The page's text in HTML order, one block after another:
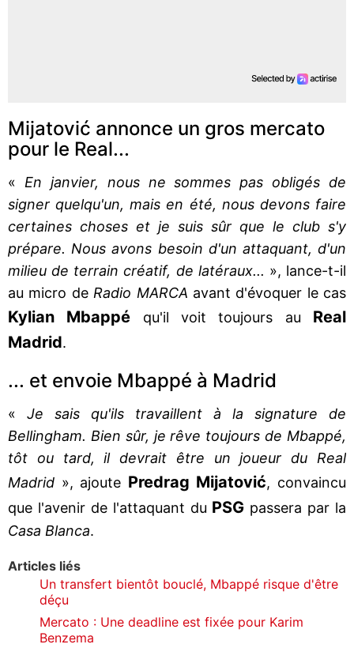
Mijatović annonce un gros mercato
pour le Real...
« En janvier, nous ne sommes pas obligés de
signer quelqu'un, mais en été, nous devons faire
certaines choses et je suis sûr que le club s'y
prépare. Nous avons besoin d'un attaquant, d'un
milieu de terrain créatif, de latéraux... », lance-t-il
au micro de Radio MARCA avant d'évoquer le cas
Kylian Mbappé qu'il voit toujours au Real
Madrid.
... et envoie Mbappé à Madrid
« Je sais qu'ils travaillent à la signature de
Bellingham. Bien sûr, je rêve toujours de Mbappé,
tôt ou tard, il devrait être un joueur du Real
Madrid », ajoute Predrag Mijatović, convaincu
que l'avenir de l'attaquant du PSG passera par la
Casa Blanca.
Articles liés
Un transfert bientôt bouclé, Mbappé risque d'être
déçu
Mercato : Une deadline est fixée pour Karim
Benzema